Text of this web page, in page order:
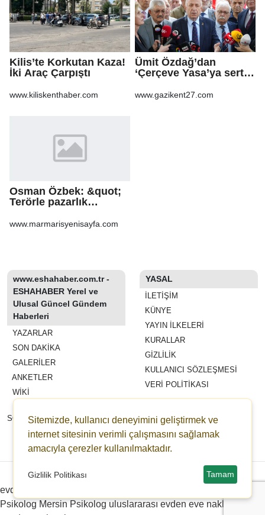
Kilis’te Korkutan Kaza!
İki Araç Çarpıştı
www.kiliskenthaber.com
Ümit Özdağ’dan
‘Çerçeve Yasa’ya sert
tasarımıdır!
www.gazikent27.com
Osman Özbek: &quot;
Terörle pazarlık
www.marmarisyenisayfa.com
www.eshahaber.com.tr -
ESHAHABER Yerel ve
Ulusal Güncel Gündem
Haberleri
YAZARLAR
SON DAKİKA
GALERİLER
ANKETLER
WİKİ
SÖZLEŞMESI
ESHAHABER
ESHA TV
YASAL
İLETIŞIM
KÜNYE
YAYIN İLKELERI
KURALLAR
GIZLILIK
KULLANICI SÖZLEŞMESI
VERI POLITIKASI
Sitemizde, kullanıcı deneyimini geliştirmek ve
internet sitesinin verimli çalışmasını sağlamak
amacıyla çerezler kullanılmaktadır.
Gizlilik Politikası Tamam
Copyright © 2022-2026 eshahaber.com.tr eshatv.com - HaberPanelim.com v8.7.6
evden eve nakliyat
Psikolog Mersin Psikolog uluslararası evden eve nakliyat